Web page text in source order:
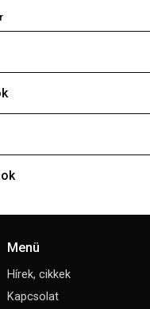
Menü
Hírek, cikkek
Kapcsolat